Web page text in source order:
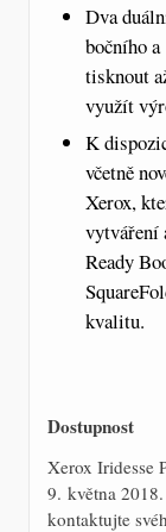
Dva
bočního
tisknout
využít
K
včetně
Xerox,
vytváření
Ready
kvalitu.
Dostupnost
Xerox Iridesse
9. května
kontaktujte